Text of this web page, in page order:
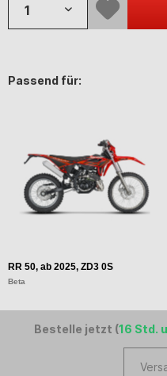
Passend für:
RR 50, ab 2025, ZD3 0S
Beta
Bestelle jetzt (16 Std.